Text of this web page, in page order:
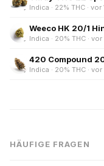
Indica · 22% THC · vor
Weeco HK 20/1
Indica · 20% THC · vor
420 Compound
Indica · 20% THC · vor
HÄUFIGE FRAGEN